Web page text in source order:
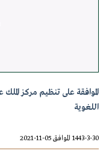
الموافقة على تنظيم مركز
اللغوية
1443-3-30 الموافق 05-11-2021